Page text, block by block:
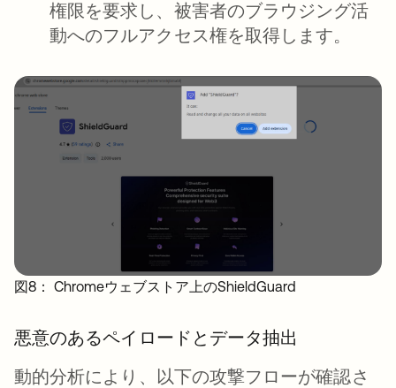
権限を要求し、被害者のブラウジング活
動へのフルアクセス権を取得します。
図8： Chromeウェブストア上のShieldGuard
悪意のあるペイロードとデータ抽出
動的分析により、以下の攻撃フローが確認さ